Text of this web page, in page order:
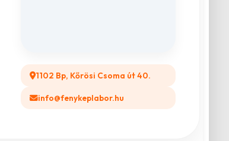
1102 Bp, Kőrösi Csoma út 40.
info@fenykeplabor.hu